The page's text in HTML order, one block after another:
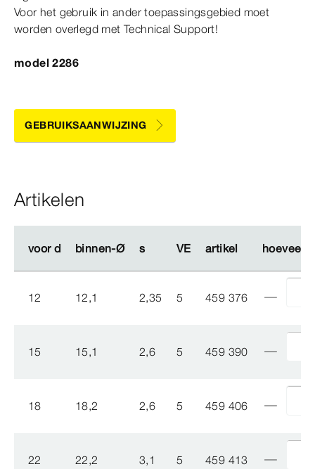
Voor het gebruik in ander toepassingsgebied moet
worden overlegd met Technical Support!
model 2286
GEBRUIKSAANWIJZING
Artikelen
voor d binnen-Ø s VE artikel
voor d binnen-Ø s VE artikel
12 12,1 2,35 5 459 376
15 15,1 2,6 5 459 390
18 18,2 2,6 5 459 406
22 22,2 3,1 5 459 413